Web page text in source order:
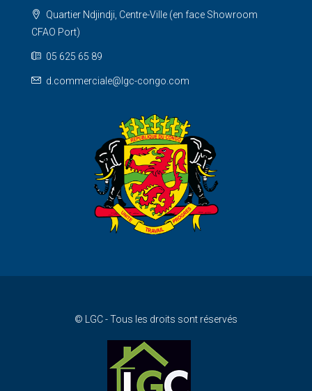
Quartier Ndjindji, Centre-Ville (en face Showroom
CFAO Port)
05 625 65 89
d.commerciale@lgc-congo.com
© LGC - Tous les droits sont réservés